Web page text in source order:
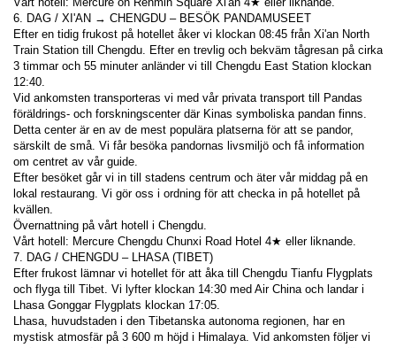
6. DAG / XI'AN → CHENGDU – BESÖK PANDAMUSEET
Efter en tidig frukost på hotellet åker vi klockan 08:45 från Xi'an North
Train Station till Chengdu. Efter en trevlig och bekväm tågresan på cirka
3 timmar och 55 minuter anländer vi till Chengdu East Station klockan
12:40.
Vid ankomsten transporteras vi med vår privata transport till Pandas
föräldrings- och forskningscenter där Kinas symboliska pandan finns.
Detta center är en av de mest populära platserna för att se pandor,
särskilt de små. Vi får besöka pandornas livsmiljö och få information
om centret av vår guide.
Efter besöket går vi in till stadens centrum och äter vår middag på en
lokal restaurang. Vi gör oss i ordning för att checka in på hotellet på
kvällen.
Övernattning på vårt hotell i Chengdu.
Vårt hotell: Mercure Chengdu Chunxi Road Hotel 4★ eller liknande.
7. DAG / CHENGDU – LHASA (TIBET)
Efter frukost lämnar vi hotellet för att åka till Chengdu Tianfu Flygplats
och flyga till Tibet. Vi lyfter klockan 14:30 med Air China och landar i
Lhasa Gonggar Flygplats klockan 17:05.
Lhasa, huvudstaden i den Tibetanska autonoma regionen, har en
mystisk atmosfär på 3 600 m höjd i Himalaya. Vid ankomsten följer vi